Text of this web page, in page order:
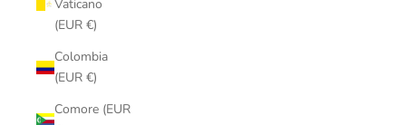
Vaticano
(EUR €)
Colombia
(EUR €)
Comore (EUR